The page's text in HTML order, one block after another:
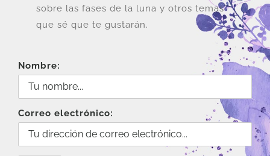
sobre las fases de la luna y otros temas
que sé que te gustarán.
Nombre:
Correo electrónico: